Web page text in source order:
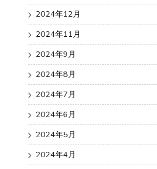
2024年12月
2024年11月
2024年9月
2024年8月
2024年7月
2024年6月
2024年5月
2024年4月